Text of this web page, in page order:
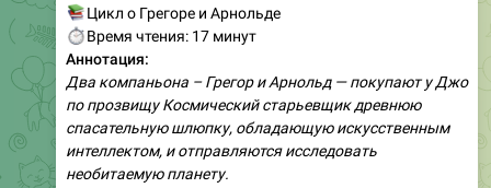
Цикл о Грегоре и Арнольде
Время чтения: 17 минут
Аннотация:
Два компаньона – Грегор и Арнольд — покупают у Джо
по прозвищу Космический старьевщик древнюю
спасательную шлюпку, обладающую искусственным
интеллектом, и отправляются исследовать
необитаемую планету.